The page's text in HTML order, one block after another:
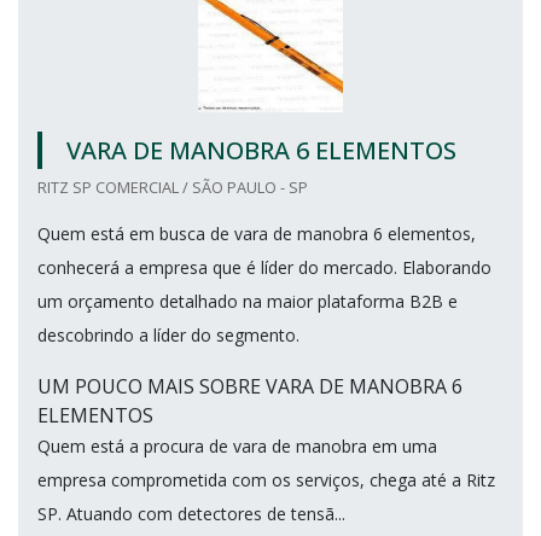
VARA DE MANOBRA 6 ELEMENTOS
RITZ SP COMERCIAL / SÃO PAULO - SP
Quem está em busca de vara de manobra 6 elementos,
conhecerá a empresa que é líder do mercado. Elaborando
um orçamento detalhado na maior plataforma B2B e
descobrindo a líder do segmento.
UM POUCO MAIS SOBRE VARA DE MANOBRA 6
ELEMENTOS
Quem está a procura de vara de manobra em uma
empresa comprometida com os serviços, chega até a Ritz
SP. Atuando com detectores de tensã...